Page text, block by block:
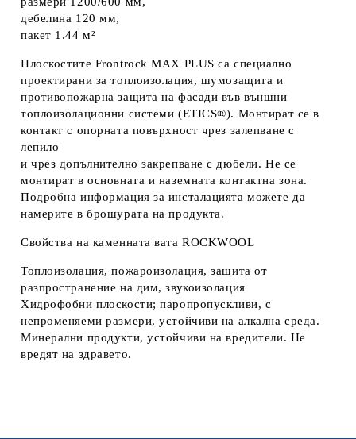
дебелина 120 мм,
пакет 1.44 м²
Плоскостите Frontrock MAX PLUS са специално
проектирани за топлоизолация, шумозащита и
противопожарна защита на фасади във външни
топлоизолационни системи (ETICS®). Монтират се в
контакт с опорната повърхност чрез залепване с
лепило
и чрез допълнително закрепване с дюбели. Не се
монтират в основната и наземната контактна зона.
Подробна информация за инсталацията можете да
намерите в брошурата на продукта.
Свойства на каменната вата ROCKWOOL
Топлоизолация, пожароизолация, защита от
разпространение на дим, звукоизолация
Хидрофобни плоскости; паропропускливи, с
непроменяеми размери, устойчиви на алкална среда.
Минерални продукти, устойчиви на вредители. Не
вредят на здравето.